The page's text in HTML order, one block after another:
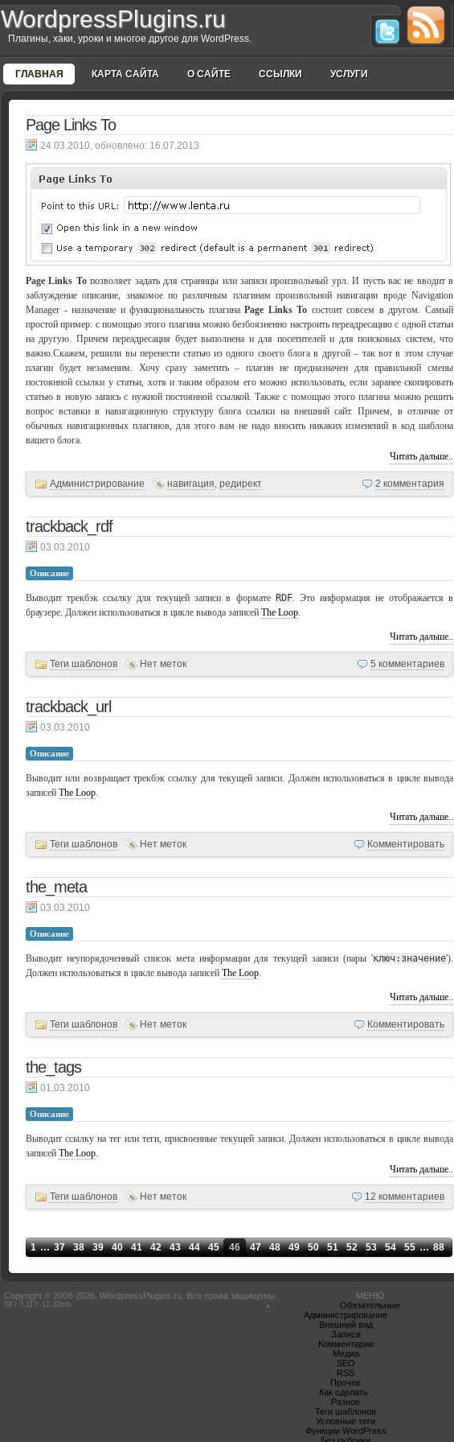
WordpressPlugins.ru
Плагины, хаки, уроки и многое другое для WordPress.
ГЛАВНАЯ КАРТА САЙТА О САЙТЕ ССЫЛКИ УСЛУГИ
Page Links To
16.07.2013
, обновлено:
Page Links Toпозволяет задать для страницы или записи произвольный урл. И пусть вас не вводит в
заблуждение описание, знакомое по различным плагинам произвольной навигации вроде Navigation
Manager - назначение и функциональность плагинаPage Links To состоит совсем в другом. Самый
простой пример: с помощью этого плагина можно безбоязненно настроить переадресацию с одной статьи
на другую. Причем переадресация будет выполнена и для посетителей и для поисковых систем, что
важно.Скажем, решили вы перенести статью из одного своего блога в другой – так вот в этом случае
плагин будет незаменим. Хочу сразу заметить – плагин не предназначен для правильной смены
постоянной ссылки у статьи, хотя и таким образом его можно использовать, если заранее скопировать
статью в новую запись с нужной постоянной ссылкой. Также с помощью этого плагина можно решить
вопрос вставки в навигационную структуру блога ссылки на внешний сайт. Причем, в отличие от
обычных навигационных плагинов, для этого вам не надо вносить никаких изменений в код шаблона
вашего блога.
Читать дальше..
Администрирование навигация, редирект 2 комментария
trackback_rdf
03.03.2010
Описание
Выводит трекбэк ссылку для текущей записи в формате RDF. Это информация не отображается в
браузере. Должен использоваться в цикле вывода записей The Loop.
Читать дальше..
Теги шаблонов Нет меток 5 комментариев
trackback_url
03.03.2010
Описание
Выводит или возвращает трекбэк ссылку для текущей записи. Должен использоваться в цикле вывода
записей The Loop.
Читать дальше..
Теги шаблонов Нет меток Комментировать
the_meta
03.03.2010
Описание
Выводит неупорядоченный список мета информации для текущей записи (пары 'ключ:значение').
Должен использоваться в цикле вывода записей The Loop.
Читать дальше..
Теги шаблонов Нет меток Комментировать
the_tags
01.03.2010
Описание
Выводит ссылку на тег или теги, присвоенные текущей записи. Должен использоваться в цикле вывода
записей The Loop.
Читать дальше..
Теги шаблонов Нет меток 12 комментариев
1 … 37 38 39 40 41 42 43 44 45 46 47 48 49 50 51 52 53 54 55 … 88
Copyright © 2008-2026. WordpressPlugins.ru . Все права защищены.
59 / 0,117/ 12.32mb
МЕНЮ
Обязательные
Администрирование
Внешний вид
Записи
Комментарии
Медиа
SEO
RSS
Прочее
Как сделать..
Разное
Теги шаблонов
Условные теги
Функции WordPress